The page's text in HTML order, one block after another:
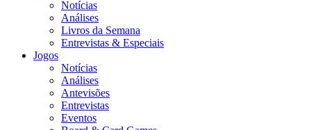
Notícias
Análises
Livros da Semana
Entrevistas & Especiais
Jogos
Notícias
Análises
Antevisões
Entrevistas
Eventos